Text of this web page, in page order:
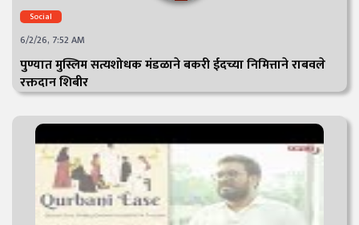
Social
6/2/26, 7:52 AM
पुण्यात मुस्लिम सत्यशोधक मंडळाने बकरी ईदच्या निमित्ताने राबवले
रक्तदान शिबीर